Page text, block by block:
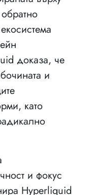
доказа, че
и
като
и фокус
Hyperliquid